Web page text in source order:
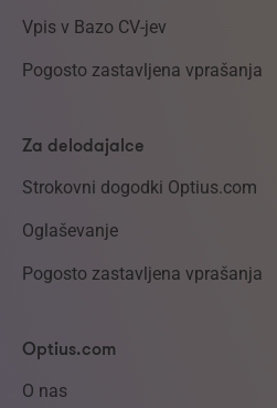
Vpis v Bazo CV-jev
Pogosto zastavljena vprašanja
Za delodajalce
Strokovni dogodki Optius.com
Oglaševanje
Pogosto zastavljena vprašanja
Optius.com
O nas